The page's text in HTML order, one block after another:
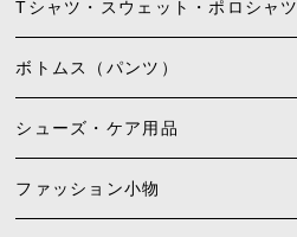
Tシャツ・スウェット・ポロシャツ
ボトムス（パンツ）
シューズ・ケア用品
ファッション小物